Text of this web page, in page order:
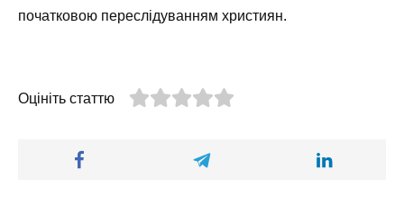
початковою переслідуванням християн.
Оцініть статтю